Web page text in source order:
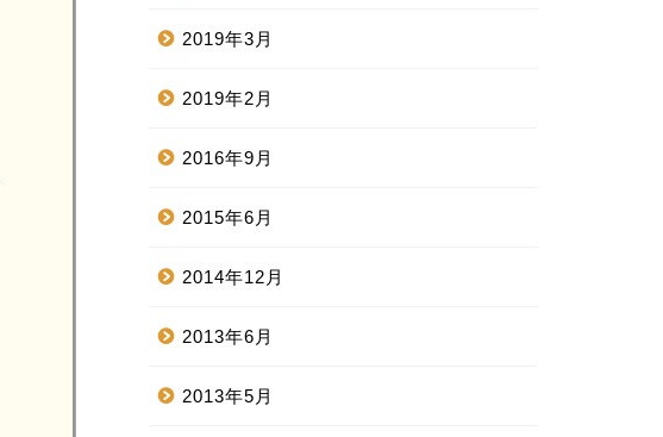
2019年3月
2019年2月
2016年9月
2015年6月
2014年12月
2013年6月
2013年5月